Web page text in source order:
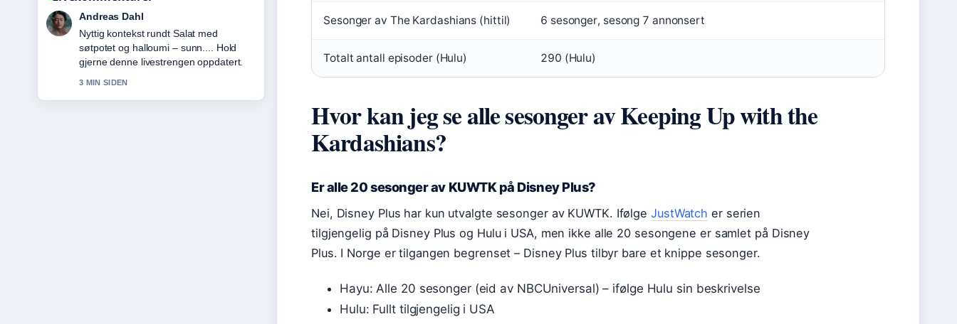
Sesonger av The Kardashians (hittil) 6 sesonger, sesong 7 annonsert
Totalt antall episoder (Hulu) 290 (Hulu)
Hvor kan jeg se alle sesonger av Keeping Up with the
Kardashians?
Er alle 20 sesonger av KUWTK på Disney Plus?
Nei, Disney Plus har kun utvalgte sesonger av KUWTK. Ifølge JustWatch er serien
tilgjengelig på Disney Plus og Hulu i USA, men ikke alle 20 sesongene er samlet på Disney
Plus. I Norge er tilgangen begrenset – Disney Plus tilbyr bare et knippe sesonger.
Hayu: Alle 20 sesonger (eid av NBCUniversal) – ifølge Hulu sin beskrivelse
Hulu: Fullt tilgjengelig i USA
Sara Lind
Dekningen av JBL Tune 770NC –
anmeldelse, test og... oppleves solid og
lett a folge.
5 MIN SIDEN